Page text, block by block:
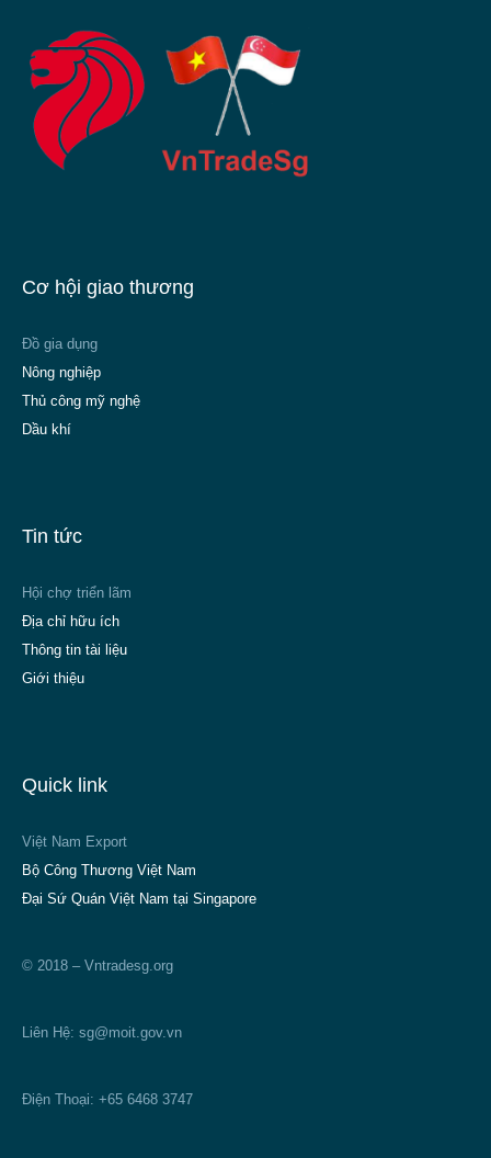
Cơ hội giao thương
Đồ gia dụng
Nông nghiệp
Thủ công mỹ nghệ
Dầu khí
Tin tức
Hội chợ triển lãm
Địa chỉ hữu ích
Thông tin tài liệu
Giới thiệu
Quick link
Việt Nam Export
Bộ Công Thương Việt Nam
Đại Sứ Quán Việt Nam tại Singapore
© 2018 – Vntradesg.org
Liên Hệ: sg@moit.gov.vn
Điện Thoại: +65 6468 3747